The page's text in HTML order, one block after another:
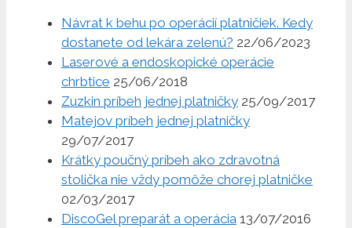
Návrat k behu po operácií platničiek. Kedy
dostanete od lekára zelenú? 22/06/2023
Laserové a endoskopické operácie
chrbtice 25/06/2018
Zuzkin príbeh jednej platničky 25/09/2017
Matejov príbeh jednej platničky
29/07/2017
Krátky poučný príbeh ako zdravotná
stolička nie vždy pomôže chorej platničke
02/03/2017
DiscoGel preparát a operácia 13/07/2016